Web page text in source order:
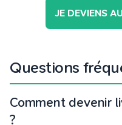
JE DEVIENS
Questions
Comment devenir
?